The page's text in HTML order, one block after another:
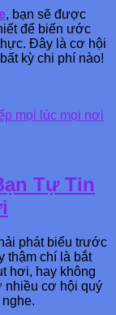
, bạn sẽ được
để biến ước
Đây là cơ hội
kỳ chi phí nào!
Tự Tin
phát biểu trước
thậm chí là bắt
hơi, hay không
nhiều cơ hội quý